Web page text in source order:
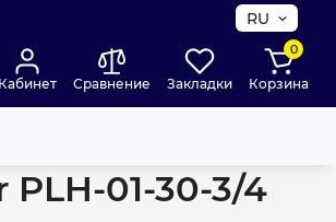
RU
Кабинет Сравнение Закладки
0
Корзина
01-30-3/4